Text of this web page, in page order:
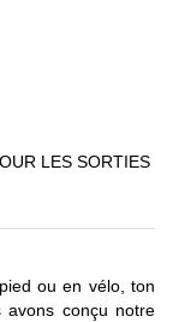
LES SORTIES
ou en vélo, ton
conçu notre